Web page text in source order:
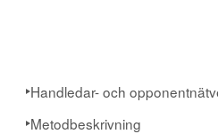
Handledar- och
Metodbeskrivning